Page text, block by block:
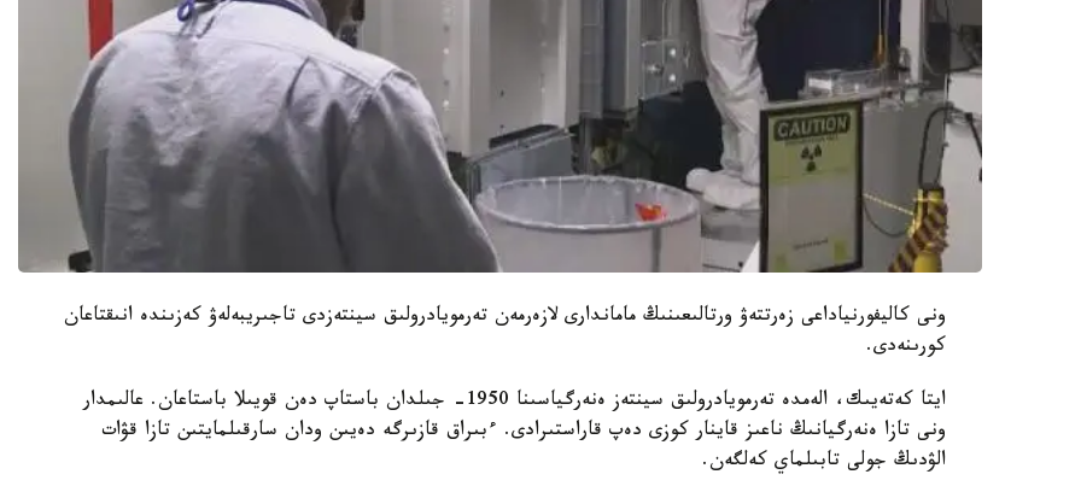
ونى كاليفورنياداعى زەرتتەۋ ورتالىعىنىڭ ماماندارى لازەرمەن تەرمويادرولىق سينتەزدى تاجىريبەلەۋ كەزىندە انىقتاعان
كورىنەدى.
ايتا كەتەيىك، الەمدە تەرمويادرولىق سينتەز ەنەرگياسىنا 1950- جىلدان باستاپ دەن قويىلا باستاعان. عالىمدار
ونى تازا ەنەرگيانىڭ ناعىز قاينار كوزى دەپ قاراستىرادى. ءبىراق قازىرگە دەيىن ودان سارقىلمايتىن تازا قۋات
الۋدىڭ جولى تابىلماي كەلگەن.